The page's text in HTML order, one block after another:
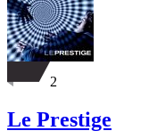
2
Le Prestige